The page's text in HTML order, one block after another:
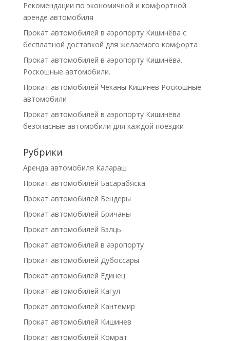
Рекомендации по экономичной и комфортной
аренде автомобиля
Прокат автомобилей в аэропорту Кишинёва с
бесплатной доставкой для желаемого комфорта
Прокат автомобилей в аэропорту Кишинёва.
Роскошные автомобили.
Прокат автомобилей Чеканы Кишинев Роскошные
автомобили
Прокат автомобилей в аэропорту Кишинёва
безопасные автомобили для каждой поездки
Рубрики
Аренда автомобиля Калараш
Прокат автомобилей Басарабяска
Прокат автомобилей Бендеры
Прокат автомобилей Бричаны
Прокат автомобилей Бэлць
Прокат автомобилей в аэропорту
Прокат автомобилей Дубоссары
Прокат автомобилей Единец
Прокат автомобилей Кагул
Прокат автомобилей Кантемир
Прокат автомобилей Кишинев
Прокат автомобилей Комрат